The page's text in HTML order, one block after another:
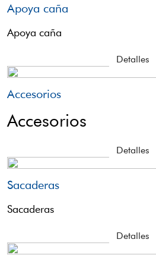
Apoya caña
Apoya caña
Detalles
Accesorios
Accesorios
Detalles
Sacaderas
Sacaderas
Detalles